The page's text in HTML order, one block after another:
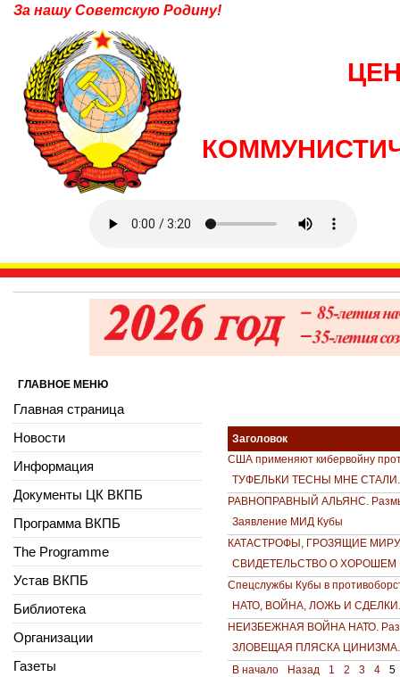
За нашу Советскую Родину!
Заголовок
США применяют кибервойну
ТУФЕЛЬКИ ТЕСНЫ МНЕ СТАЛИ.
РАВНОПРАВНЫЙ АЛЬЯНС.
Заявление МИД Кубы
КАТАСТРОФЫ, ГРОЗЯЩИЕ МИРУ.
СВИДЕТЕЛЬСТВО О ХОРОШЕМ
Спецслужбы Кубы в
НАТО, ВОЙНА, ЛОЖЬ И СДЕЛКИ.
НЕИЗБЕЖНАЯ ВОЙНА НАТО.
ЗЛОВЕЩАЯ ПЛЯСКА ЦИНИЗМА.
В начало
Назад 1 2 3 4 5
ГЛАВНОЕ МЕНЮ
Главная страница
Новости
Информация
Документы ЦК ВКПБ
Программа ВКПБ
The Programme
Устав ВКПБ
Библиотека
Организации
Газеты